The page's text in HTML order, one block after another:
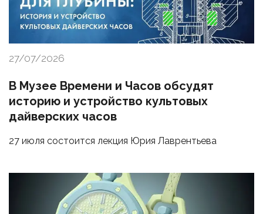
27/07/2026
В Музее Времени и Часов обсудят
историю и устройство культовых
дайверских часов
27 июля состоится лекция Юрия Лаврентьева